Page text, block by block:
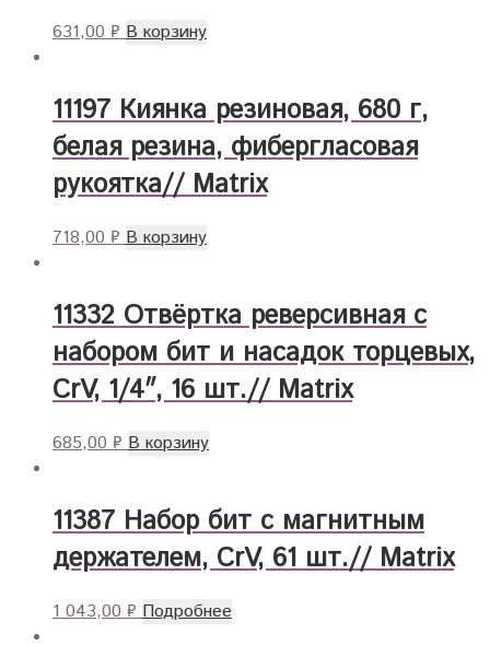
631,00₽ В корзину
11197 Киянка резиновая, 680 г,
белая резина, фибергласовая
рукоятка// Matrix
718,00₽ В корзину
11332 Отвёртка реверсивная с
набором бит и насадок торцевых,
CrV, 1/4″, 16 шт.// Matrix
685,00₽ В корзину
11387 Набор бит с магнитным
держателем, CrV, 61 шт.// Matrix
1 043,00₽ Подробнее